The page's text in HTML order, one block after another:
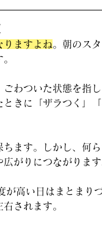
りますよね。朝のス
わついた状態を指
きに「ザラつく」
ます。しかし、何
がりにつながります
高い日はまとまり
されます。